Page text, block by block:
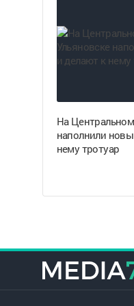
На
наполнили
нему тротуар